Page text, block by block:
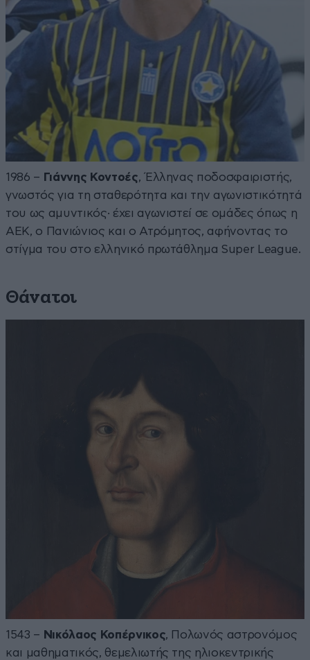
1986 – Γιάννης Κοντοές, Έλληνας ποδοσφαιριστής,
γνωστός για τη σταθερότητα και την αγωνιστικότητά
του ως αμυντικός· έχει αγωνιστεί σε ομάδες όπως η
ΑΕΚ, ο Πανιώνιος και ο Ατρόμητος, αφήνοντας το
στίγμα του στο ελληνικό πρωτάθλημα Super League.
Θάνατοι
1543 – Νικόλαος Κοπέρνικος, Πολωνός αστρονόμος
και μαθηματικός, θεμελιωτής της ηλιοκεντρικής